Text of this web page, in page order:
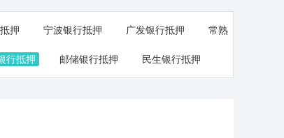
押 宁波银行抵押 广发银行抵押 常熟
行抵押 邮储银行抵押 民生银行抵押